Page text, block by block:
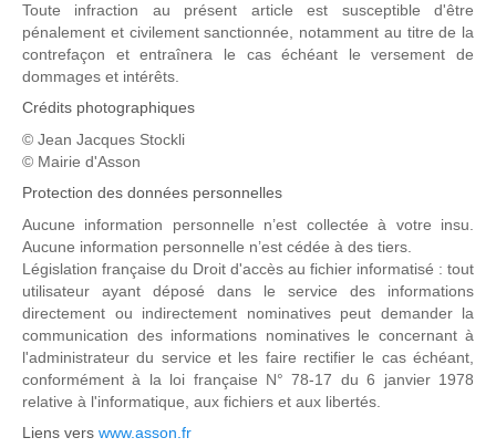
Toute infraction au présent article est susceptible d'être
pénalement et civilement sanctionnée, notamment au titre de la
contrefaçon et entraînera le cas échéant le versement de
dommages et intérêts.
Crédits photographiques
© Jean Jacques Stockli
© Mairie d'Asson
Protection des données personnelles
Aucune information personnelle n’est collectée à votre insu.
Aucune information personnelle n’est cédée à des tiers.
Législation française du Droit d'accès au fichier informatisé : tout
utilisateur ayant déposé dans le service des informations
directement ou indirectement nominatives peut demander la
communication des informations nominatives le concernant à
l'administrateur du service et les faire rectifier le cas échéant,
conformément à la loi française N° 78-17 du 6 janvier 1978
relative à l'informatique, aux fichiers et aux libertés.
Liens vers www.asson.fr